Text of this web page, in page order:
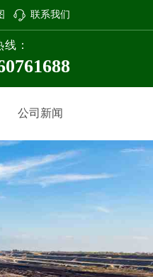
联系我们
：
公司新闻